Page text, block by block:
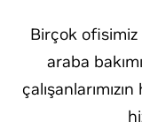
Birçok ofisimiz
araba